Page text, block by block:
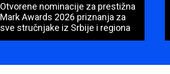
Otvorene nominacije za prestižna
Mark Awards 2026 priznanja za
sve stručnjake iz Srbije i regiona